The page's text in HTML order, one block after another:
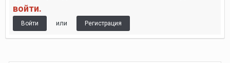
войти.
Войти или Регистрация